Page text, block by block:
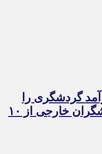
گردشگری را
شکست/ هزینه‌کرد گردشگران خارجی از ۱۰